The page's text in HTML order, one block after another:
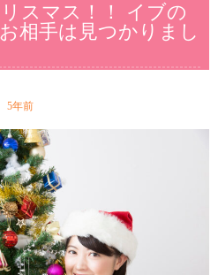
スマス！！ イブの
相手は見つかりまし
5年前